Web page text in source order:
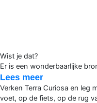
Wist je dat?
Er is een wonderbaarlijke
Lees meer
Verken Terra Curiosa en leg
voet, op de fiets, op de rug